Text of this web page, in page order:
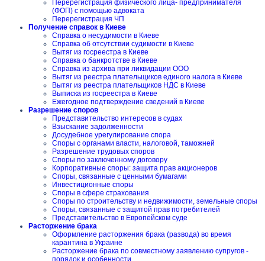
Перерегистрация физического лица- предпринимателя
(ФОП) с помощью адвоката
Перерегистрация ЧП
Получение справок в Киеве
Справка о несудимости в Киеве
Справка об отсутствии судимости в Киеве
Вытяг из госреестра в Киеве
Справка о банкротстве в Киеве
Справка из архива при ликвидации ООО
Вытяг из реестра плательщиков единого налога в Киеве
Вытяг из реестра плательщиков НДС в Киеве
Выписка из госреестра в Киеве
Ежегодное подтверждение сведений в Киеве
Разрешение споров
Представительство интересов в судах
Взыскание задолженности
Досудебное урегулирование спора
Споры с органами власти, налоговой, таможней
Разрешение трудовых споров
Споры по заключенному договору
Корпоративные споры: защита прав акционеров
Споры, связанные с ценными бумагами
Инвестиционные споры
Споры в сфере страхования
Споры по строительству и недвижимости, земельные споры
Споры, связанные с защитой прав потребителей
Представительство в Европейском суде
Расторжение брака
Оформление расторжения брака (развода) во время
карантина в Украине
Расторжение брака по совместному заявлению супругов -